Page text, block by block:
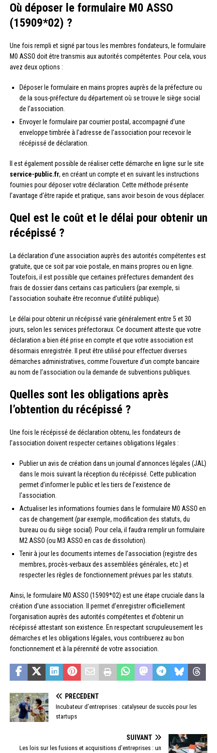
Où déposer le formulaire M0 ASSO
(15909*02) ?
Une fois rempli et signé par tous les membres fondateurs, le formulaire
M0 ASSO doit être transmis aux autorités compétentes. Pour cela, vous
avez deux options :
Déposer le formulaire en mains propres auprès de la préfecture ou
de la sous-préfecture du département où se trouve le siège social
de l’association.
Envoyer le formulaire par courrier postal, accompagné d’une
enveloppe timbrée à l’adresse de l’association pour recevoir le
récépissé de déclaration.
Il est également possible de réaliser cette démarche en ligne sur le site
service-public.fr, en créant un compte et en suivant les instructions
fournies pour déposer votre déclaration. Cette méthode présente
l’avantage d’être rapide et pratique, sans avoir besoin de vous déplacer.
Quel est le coût et le délai pour obtenir un
récépissé ?
La déclaration d’une association auprès des autorités compétentes est
gratuite, que ce soit par voie postale, en mains propres ou en ligne.
Toutefois, il est possible que certaines préfectures demandent des
frais de dossier dans certains cas particuliers (par exemple, si
l’association souhaite être reconnue d’utilité publique).
Le délai pour obtenir un récépissé varie généralement entre 5 et 30
jours, selon les services préfectoraux. Ce document atteste que votre
déclaration a bien été prise en compte et que votre association est
désormais enregistrée. Il peut être utilisé pour effectuer diverses
démarches administratives, comme l’ouverture d’un compte bancaire
au nom de l’association ou la demande de subventions publiques.
Quelles sont les obligations après
l’obtention du récépissé ?
Une fois le récépissé de déclaration obtenu, les fondateurs de
l’association doivent respecter certaines obligations légales :
Publier un avis de création dans un journal d’annonces légales (JAL)
dans le mois suivant la réception du récépissé. Cette publication
permet d’informer le public et les tiers de l’existence de
l’association.
Actualiser les informations fournies dans le formulaire M0 ASSO en
cas de changement (par exemple, modification des statuts, du
bureau ou du siège social). Pour cela, il faudra remplir un formulaire
M2 ASSO (ou M3 ASSO en cas de dissolution).
Tenir à jour les documents internes de l’association (registre des
membres, procès-verbaux des assemblées générales, etc.) et
respecter les règles de fonctionnement prévues par les statuts.
Ainsi, le formulaire M0 ASSO (15909*02) est une étape cruciale dans la
création d’une association. Il permet d’enregistrer officiellement
l’organisation auprès des autorités compétentes et d’obtenir un
récépissé attestant son existence. En respectant scrupuleusement les
démarches et les obligations légales, vous contribuerez au bon
fonctionnement et à la pérennité de votre association.
PRÉCÉDENT
Incubateur d’entreprises : catalyseur de succès pour les
startups
SUIVANT
Les lois sur les fusions et acquisitions d’entreprises : un